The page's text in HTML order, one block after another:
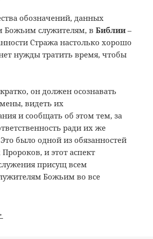
обозначений, данных
Божьим служителям, вБиблии –
Стража настолько хорошо
нужды тратить время, чтобы
он должен осознавать
видеть их
и сообщать об этом тем, за
ради их же
было одной из обязанностей
и этот аспект
присущ всем
Божьим во все